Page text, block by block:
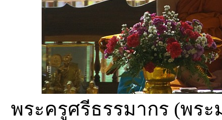
พระครูศรีธรรมากร (พร